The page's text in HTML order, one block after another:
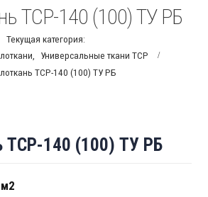
ТСР-140 (100) ТУ РБ
Текущая категория:
Универсальные ткани ТСР
ТСР-140 (100) ТУ РБ
ТСР-140 (100) ТУ РБ